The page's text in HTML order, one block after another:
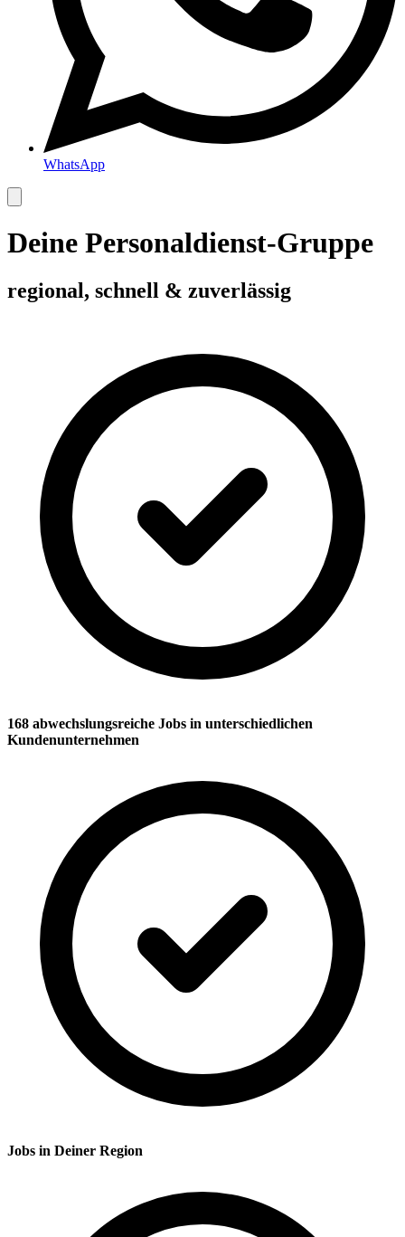
WhatsApp
Deine Personaldienst-Gruppe
regional, schnell & zuverlässig
168 abwechslungsreiche Jobs in unterschiedlichen
Kundenunternehmen
Jobs in Deiner Region